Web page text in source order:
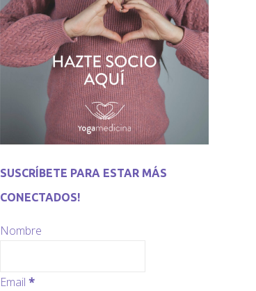
SUSCRÍBETE PARA ESTAR MÁS
CONECTADOS!
Nombre
Email *